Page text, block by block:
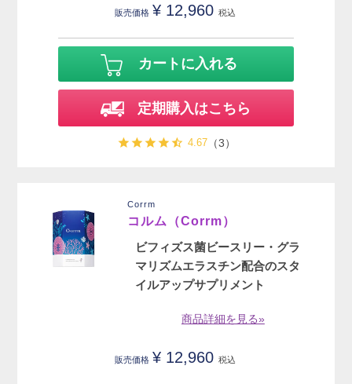
販売価格 ¥ 12,960 税込
カートに入れる
定期購入はこちら
4.67（3）
Corrm
コルム（Corrm）
ビフィズス菌ビースリー・グラ
マリズムエラスチン配合のスタ
イルアップサプリメント
商品詳細を見る»
販売価格 ¥ 12,960 税込